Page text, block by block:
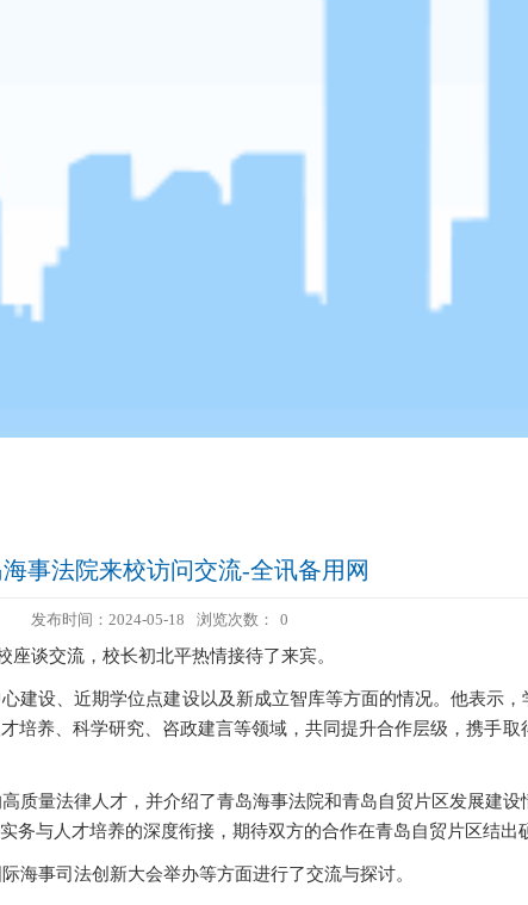
事法院来校访问交流-全讯备用网
发布时间：2024-05-18 浏览次数： 0
谈交流，校长初北平热情接待了来宾。
建设、近期学位点建设以及新成立智库等方面的情况。他表示，
培养、科学研究、咨政建言等领域，共同提升合作层级，携手
质量法律人才，并介绍了青岛海事法院和青岛自贸片区发展建
与人才培养的深度衔接，期待双方的合作在青岛自贸片区结出
海事司法创新大会举办等方面进行了交流与探讨。